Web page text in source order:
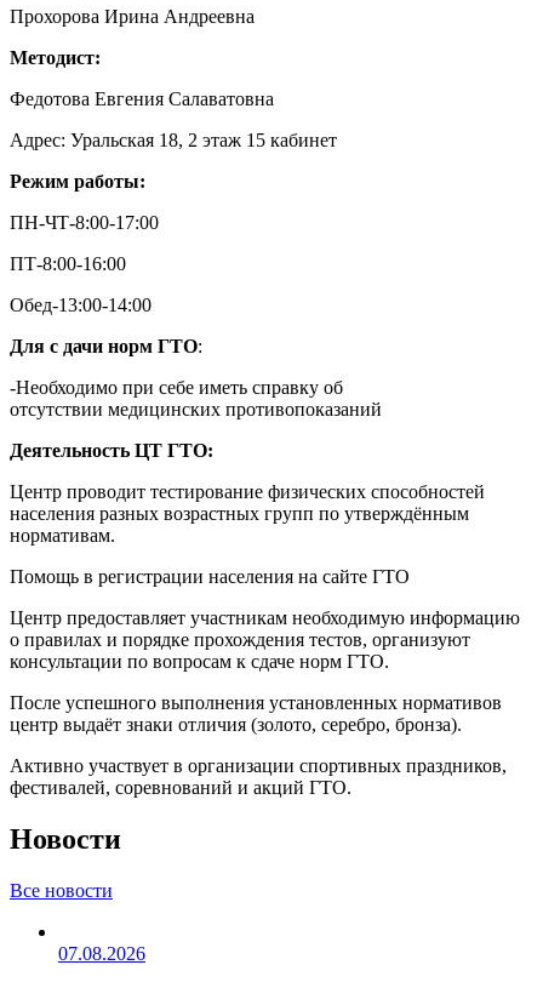
Прохорова Ирина Андреевна
Методист:
Федотова Евгения Салаватовна
Адрес: Уральская 18, 2 этаж 15 кабинет
Режим работы:
ПН-ЧТ-8:00-17:00
ПТ-8:00-16:00
Обед-13:00-14:00
Для с дачи норм ГТО:
-Необходимо при себе иметь справку об
отсутствии медицинских противопоказаний
Деятельность ЦТ ГТО:
Центр проводит тестирование физических способностей
населения разных возрастных групп по утверждённым
нормативам.
Помощь в регистрации населения на сайте ГТО
Центр предоставляет участникам необходимую информацию
о правилах и порядке прохождения тестов, организуют
консультации по вопросам к сдаче норм ГТО.
После успешного выполнения установленных нормативов
центр выдаёт знаки отличия (золото, серебро, бронза).
Активно участвует в организации спортивных праздников,
фестивалей, соревнований и акций ГТО.
Новости
Все новости
07.08.2026